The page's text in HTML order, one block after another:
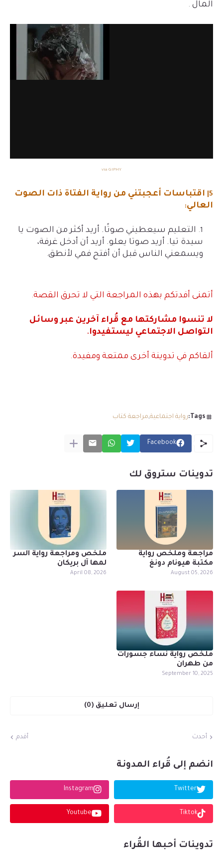
المال .
via GIPHY
5| اقتباسات أعجبتني من رواية الفتاة ذات الصوت
العالي:
التعليم سيعطيني صوتًا. أريد أكثر من الصوت يا
سيدة تيا. أريد صوتا يعلو. أريد أن أدخل غرفة،
ويسمعني الناس قبل أن أفتح فمي لأنطق.
أتمنى أفدتكم بهذه المراجعة التي لا تحرق القصة.
لا تنسوا مشاركتها مع قُراء آخرين عبر وسائل
التواصل الاجتماعي ليستفيدوا .
ألقاكم في تدوينة أخرى ممتعة ومفيدة.
Tags: رواية اجتماعية مراجعة كتاب
Facebook
تدوينات ستروق لك
مراجعة وملخص رواية
مكتبة هيونام دونغ
August 05, 2026
ملخص ومراجعة رواية السر
لمها آل بريكان
April 08, 2026
ملخص رواية نساء جسورات
من طهران
September 10, 2025
إرسال تعليق (0)
أحدث أقدم
انضم إلى قُراء المدونة
Twitter
Instagram
Tiktok
Youtube
تدوينات أحبها القُراء